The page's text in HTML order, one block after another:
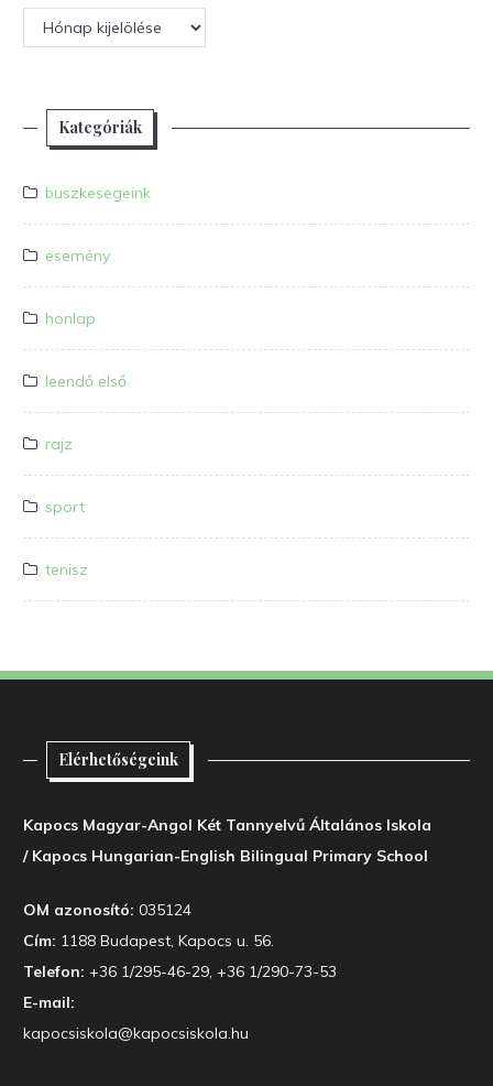
Archívum
Kategóriák
buszkesegeink
esemény
honlap
leendő első
rajz
sport
tenisz
Elérhetőségeink
Kapocs Magyar-Angol Két Tannyelvű Általános Iskola
/ Kapocs Hungarian-English Bilingual Primary School
OM azonosító: 035124
Cím: 1188 Budapest, Kapocs u. 56.
Telefon: +36 1/295-46-29, +36 1/290-73-53
E-mail:
kapocsiskola@kapocsiskola.hu